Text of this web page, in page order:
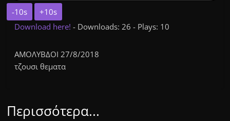
-10s
+10s
Download here!- Downloads: 26 - Plays: 10
ΑΜΟΛΥΒΔΟΙ 27/8/2018
τζουσι θεματα
Περισσότερα...